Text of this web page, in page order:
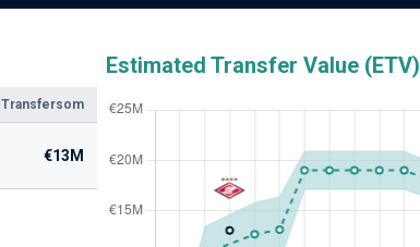
Transfersom
€13M
Estimated Transfer Value (ETV)